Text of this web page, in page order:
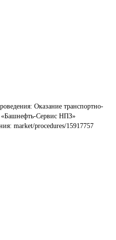
Оказание транспортно-
Сервис НПЗ»
market/procedures/15917757